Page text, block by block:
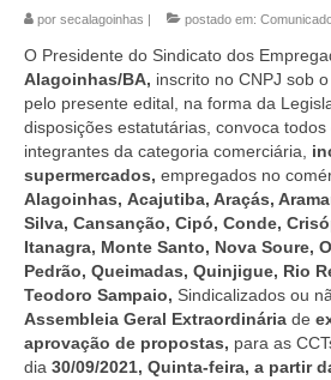
por secalagoinhas | postado em:
O Presidente do Sindicato dos
Alagoinhas/BA, inscrito no CNPJ sob
pelo presente edital, na forma da
disposições estatutárias, convoca
integrantes da categoria comerciária,
supermercados, empregados no
Alagoinhas, Acajutiba, Araçás,
Silva, Cansanção, Cipó, Conde,
Itanagra, Monte Santo, Nova Soure,
Pedrão, Queimadas, Quinjigue, Rio
Teodoro Sampaio, Sindicalizados ou
Assembleia Geral Extraordinária de
aprovação de propostas, para as
dia 30/09/2021, Quinta-feira, a partir